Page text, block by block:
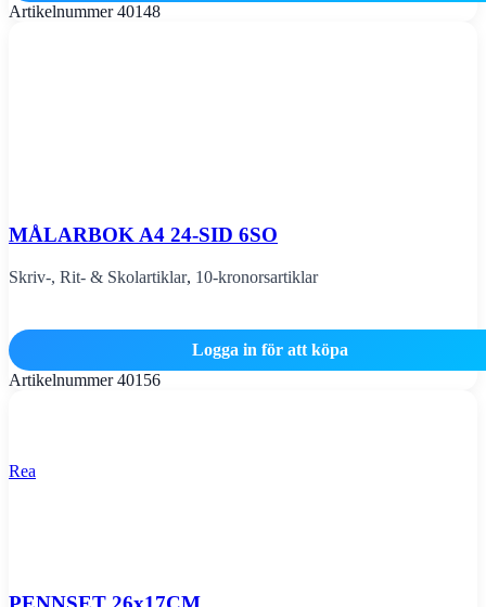
Artikelnummer40148
MÅLARBOK A4 24-SID 6SO
Skriv-, Rit- & Skolartiklar, 10-kronorsartiklar
Logga in för att köpa
Artikelnummer40156
Rea